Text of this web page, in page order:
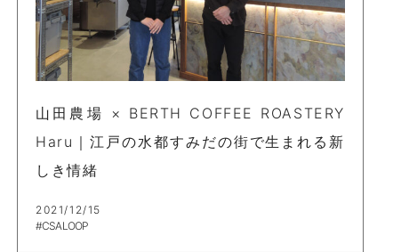
山田農場 × BERTH COFFEE ROASTERY
Haru｜江戸の水都すみだの街で生まれる新
しき情緒
2021/12/15
#CSA LOOP